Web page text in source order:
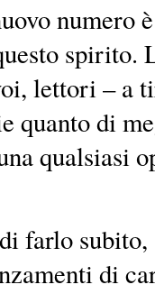
numero
spirito.
lettori – a
quanto di
qualsiasi
farlo subito,
di